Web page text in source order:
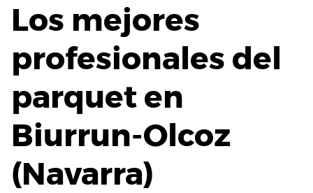
Los mejores
profesionales del
parquet en
Biurrun-Olcoz
(Navarra)